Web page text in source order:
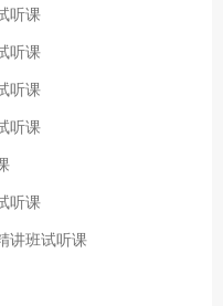
听课
听课
听课
听课
听课
讲班试听课